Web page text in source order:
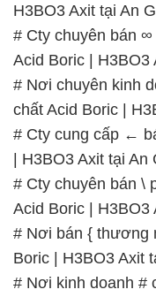
H3BO3 Axit tại An
# Cty chuyên bán
Acid Boric | H3BO3
# Nơi chuyên kinh
chất Acid Boric |
# Cty cung cấp ←
| H3BO3 Axit tại An
# Cty chuyên bán \
Acid Boric | H3BO3
# Nơi bán { thương
Boric | H3BO3 Axit
# Nơi kinh doanh #